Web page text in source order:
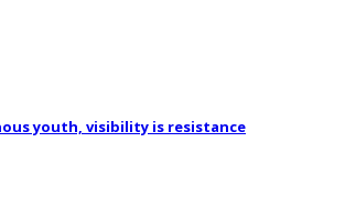
youth, visibility is resistance